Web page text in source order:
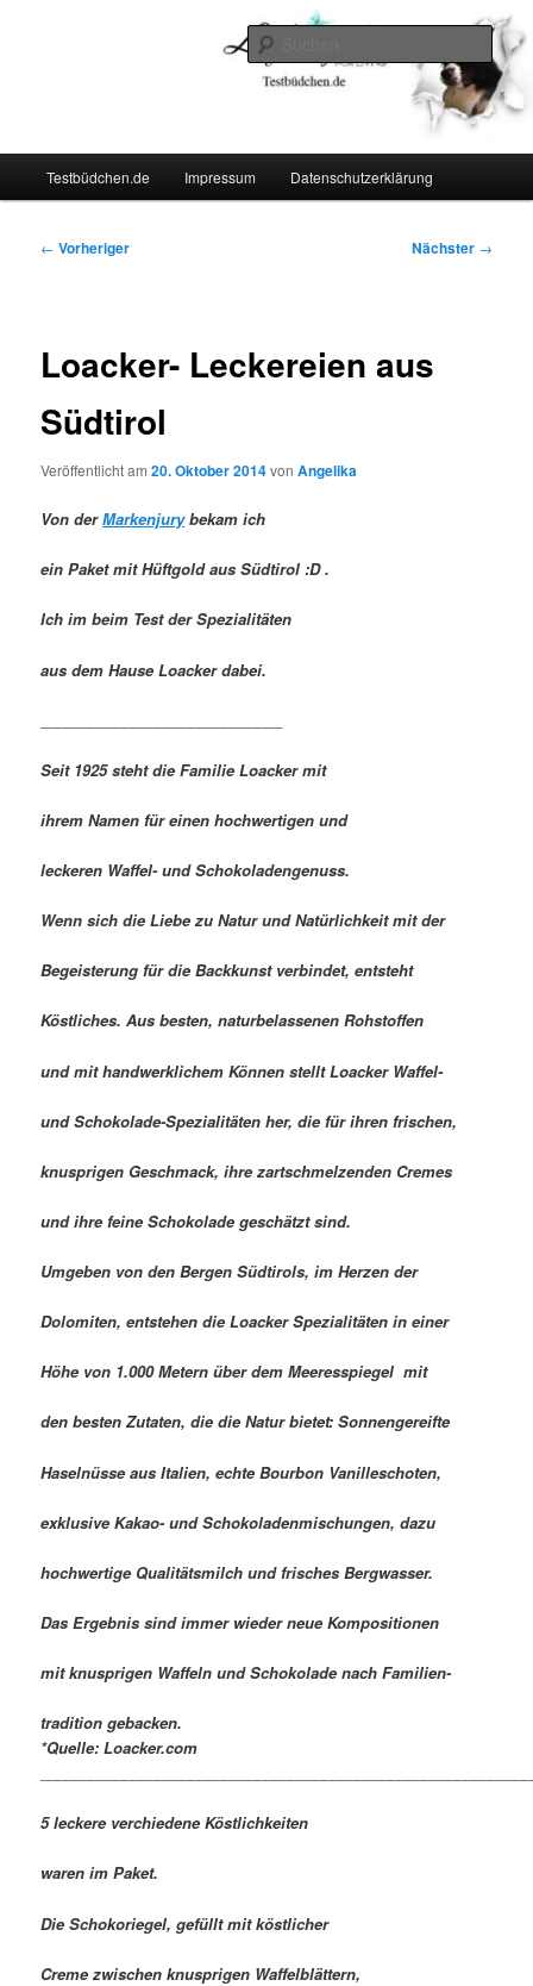
Testbüdchen.de Impressum Datenschutzerklärung
Beitragsnavigation
← Vorheriger Nächster →
Loacker- Leckereien aus
Südtirol
Veröffentlicht am20. Oktober 2014vonAngelika
Von derMarkenjurybekam ich
ein Paket mit Hüftgold aus Südtirol :D .
Ich im beim Test der Spezialitäten
aus dem Hause Loacker dabei.
Seit 1925 steht die Familie Loacker mit
ihrem Namen für einen hochwertigen und
leckeren Waffel- und Schokoladengenuss.
Wenn sich die Liebe zu Natur und Natürlichkeit mit der
Begeisterung für die Backkunst verbindet, entsteht
Köstliches. Aus besten, naturbelassenen Rohstoffen
und mit handwerklichem Können stellt Loacker Waffel-
und Schokolade-Spezialitäten her, die für ihren frischen,
knusprigen Geschmack, ihre zartschmelzenden Cremes
und ihre feine Schokolade geschätzt sind.
Umgeben von den Bergen Südtirols, im Herzen der
Dolomiten, entstehen die Loacker Spezialitäten in einer
Höhe von 1.000 Metern über dem Meeresspiegel  mit
den besten Zutaten, die die Natur bietet: Sonnengereifte
Haselnüsse aus Italien, echte Bourbon Vanilleschoten,
exklusive Kakao- und Schokoladenmischungen, dazu
hochwertige Qualitätsmilch und frisches Bergwasser.
Das Ergebnis sind immer wieder neue Kompositionen
mit knusprigen Waffeln und Schokolade nach Familien-
tradition gebacken.
*Quelle: Loacker.com
5 leckere verchiedene Köstlichkeiten
waren im Paket.
Die Schokoriegel, gefüllt mit köstlicher
Creme zwischen knusprigen Waffelblättern,